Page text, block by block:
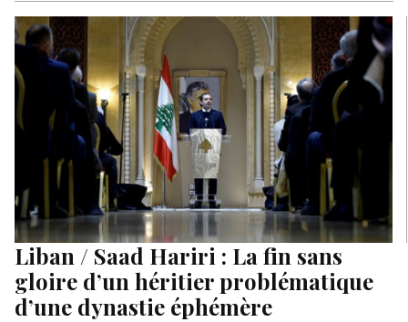
Liban / Saad Hariri : La fin sans
gloire d’un héritier problématique
d’une dynastie éphémère